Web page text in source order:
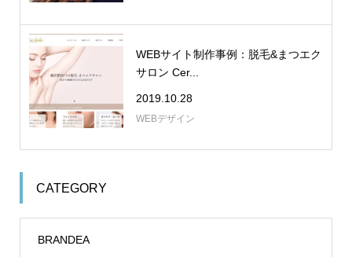
WEBサイト制作事例：脱毛&まつエク
サロン Cer...
2019.10.28
WEBデザイン
CATEGORY
BRANDEA